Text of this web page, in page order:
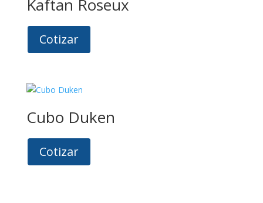
Kaftan Roseux
Cotizar
Cubo Duken
Cotizar